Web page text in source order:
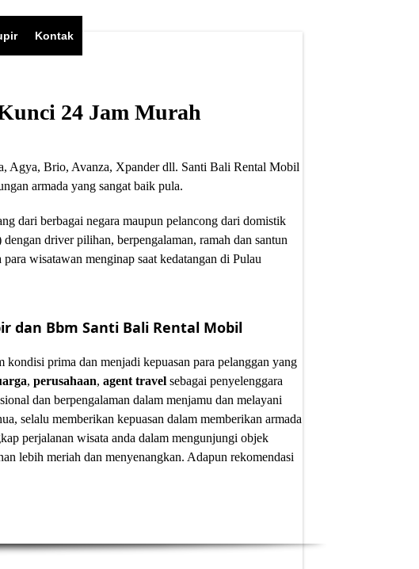
Kontak
24 Jam Murah
Agya, Brio, Avanza, Xpander dll. Santi Bali Rental Mobil
armada yang sangat baik pula.
dari berbagai negara maupun pelancong dari domistik
driver pilihan, berpengalaman, ramah dan santun
wisatawan menginap saat kedatangan di Pulau
dan Bbm Santi Bali Rental Mobil
prima dan menjadi kepuasan para pelanggan yang
, perusahaan, agent travel sebagai penyelenggara
dan berpengalaman dalam menjamu dan melayani
selalu memberikan kepuasan dalam memberikan armada
perjalanan wisata anda dalam mengunjungi objek
lebih meriah dan menyenangkan. Adapun rekomendasi